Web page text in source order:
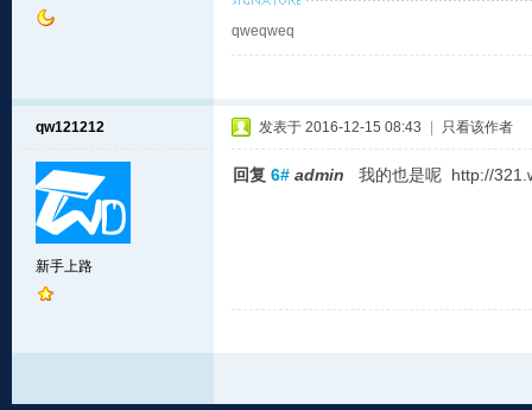
qweqweq
qw121212
新手上路
发表于 2016-12-15 08:43 只看该作者
回复 6# admin 我的也是呢 http://